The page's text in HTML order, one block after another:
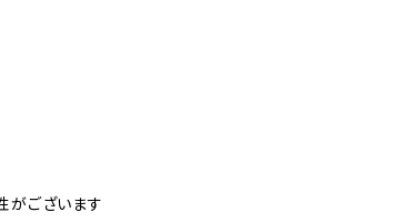
がございます